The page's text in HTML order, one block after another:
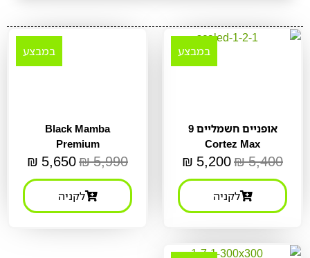
במבצע
אופניים חשמליים 9
Cortez Max
5,400
₪
5,200
₪
לקניה
במבצע
Black Mamba
Premium
5,990
₪
5,650
₪
לקניה